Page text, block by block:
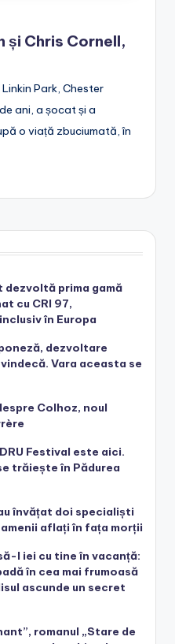
și Chris Cornell,
Park, Chester
ani, a șocat și a
o viață zbuciumată, în
prima gamă
cu CRI 97,
în Europa
dezvoltare
Vara aceasta se
Colhoz, noul
Festival este aici.
trăiește în Pădurea
învățat doi specialiști
aflați în fața morții
l iei cu tine în vacanță:
în cea mai frumoasă
ascunde un secret
romanul „Stare de